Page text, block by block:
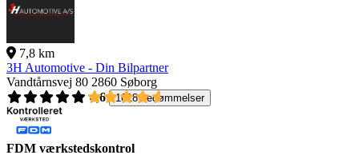
7,8 km
3H Automotive - Din Bilpartner
Vandtårnsvej 80 2860 Søborg
4,6
1618 bedømmelser
FDM værkstedskontrol